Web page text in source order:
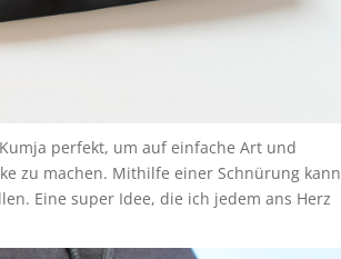
perfekt, um auf einfache Art und
zu machen. Mithilfe einer Schnürung kann
Eine super Idee, die ich jedem ans Herz